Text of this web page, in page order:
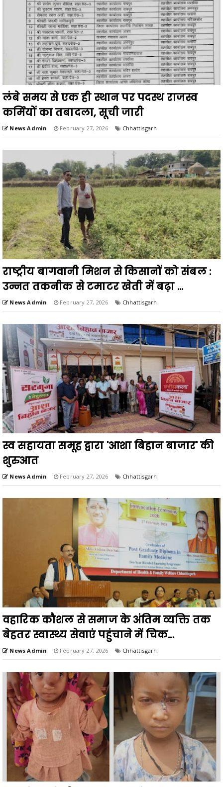
लंबे समय से एक ही स्थान पर पदस्थ राजस्व
कर्मियों का तबादला, सूची जारी
News Admin February 27, 2026 Chhattisgarh
राष्ट्रीय बागवानी मिशन से किसानों को संबल :
उन्नत तकनीक से टमाटर खेती में बढ़ा ...
News Admin February 27, 2026 Chhattisgarh
स्व सहायता समूह द्वारा 'आशा बिहान बाजार' की
शुरुआत
News Admin February 27, 2026 Chhattisgarh
वहारिक कौशल से समाज के अंतिम व्यक्ति तक
बेहतर स्वास्थ्य सेवाएं पहुंचाने में चिक...
News Admin February 27, 2026 Chhattisgarh